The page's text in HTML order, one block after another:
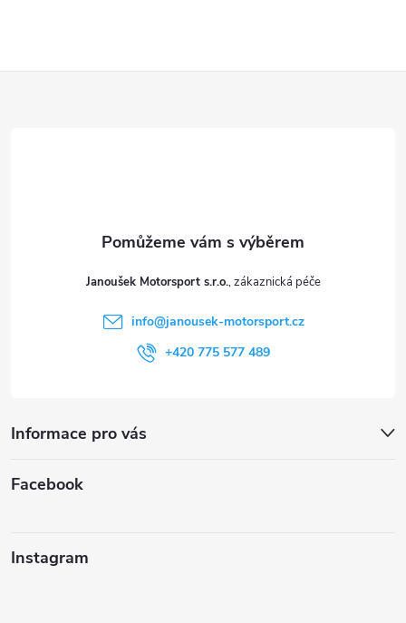
Janoušek Motorsport s.r.o.
info@janousek-motorsport.cz
+420 775 577 489
Informace pro vás
Facebook
Instagram